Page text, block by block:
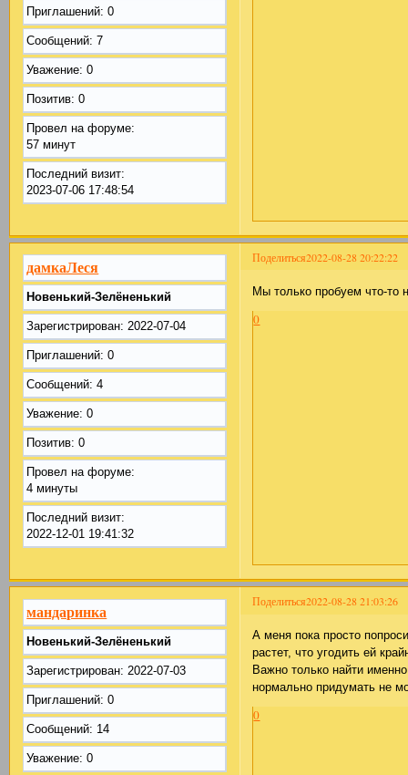
Приглашений: 0
Сообщений: 7
Уважение: 0
Позитив: 0
Провел на форуме:
57 минут
Последний визит:
2023-07-06 17:48:54
Поделиться2022-08-28 20:22:22
дамкаЛеся
Новенький-Зелёненький
Зарегистрирован: 2022-07-04
Приглашений: 0
Сообщений: 4
Уважение: 0
Позитив: 0
Провел на форуме:
4 минуты
Последний визит:
2022-12-01 19:41:32
Мы только пробуем что-то
0
Поделиться2022-08-28 21:03:26
мандаринка
Новенький-Зелёненький
Зарегистрирован: 2022-07-03
Приглашений: 0
Сообщений: 14
Уважение: 0
А меня пока просто
растет, что угодить ей
Важно только найти
нормально придумать не
0